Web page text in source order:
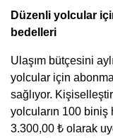
Düzenli yolcular
bedelleri
Ulaşım bütçesini
yolcular için
sağlıyor.
yolcuların 100 biniş
3.300,00 ₺ olarak